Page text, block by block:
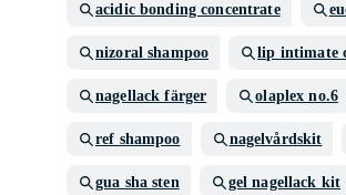
acidic bonding concentrate
nizoral shampoo lip intimate
nagellack färger olaplex no.6
ref shampoo nagelvårdskit
gua sha sten gel nagellack kit